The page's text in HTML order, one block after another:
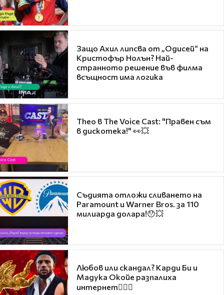
Защо Ахил липсва от „Одисей“ на
Кристофър Нолън? Най-
странното решение във филма
всъщност има логика
Theo в The Voice Cast: "Правен съм
в дискотека!" 👀💥
Съдията отложи сливането на
Paramount и Warner Bros. за 110
милиарда долара!😯💥
Любов или скандал? Карди Би и
Мадука Окойе разпалиха
интернет❤️‍🔥🔥